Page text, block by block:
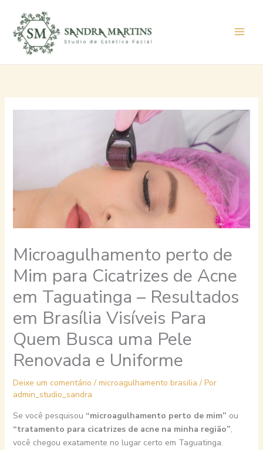
conteúdo
Microagulhamento perto de
Mim para Cicatrizes de Acne
em Taguatinga – Resultados
em Brasília Visíveis Para
Quem Busca uma Pele
Renovada e Uniforme
Deixe um comentário / microagulhamento brasilia / Por
admin_studio_sandra
Se você pesquisou “microagulhamento perto de mim” ou
“tratamento para cicatrizes de acne na minha região”,
você chegou exatamente no lugar certo em Taguatinga.